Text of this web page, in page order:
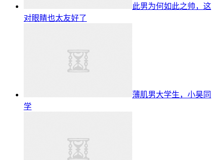
此男为何如此之帅，这
对眼睛也太友好了
薄肌男大学生，小昊同
学